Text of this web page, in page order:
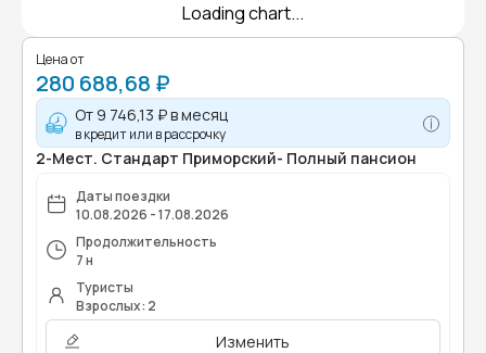
Loading chart...
Цена от
280 688,68 ₽
От 9 746,13 ₽в месяц
в кредит или в рассрочку
2-Мест. Стандарт Приморский- Полный пансион
Даты поездки
10.08.2026 - 17.08.2026
Продолжительность
7 н
Туристы
Взрослых: 2
Изменить